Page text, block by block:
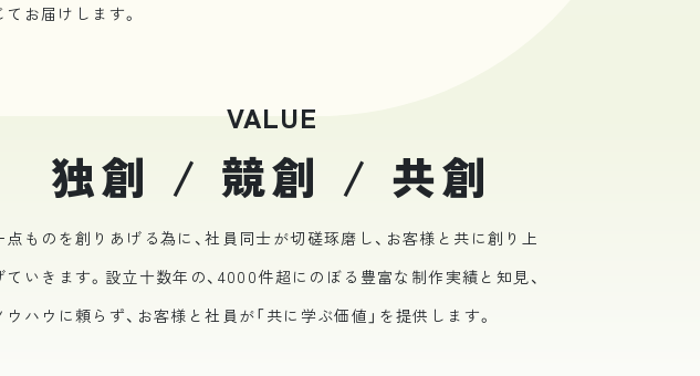
お届けします。
VALUE
独創 / 競創 / 共創
点ものを創りあげる為に、社員同士が切磋琢磨し、お客様と共に創り上
ていきます。設立十数年の、4000件超にのぼる豊富な制作実績と知見、
ウハウに頼らず、お客様と社員が「共に学ぶ価値」を提供します。